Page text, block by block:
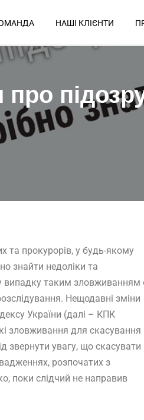
НАШІ КЛІЄНТИ
та прокурорів, у будь-якому
знайти недоліки та
випадку таким зловживанням
Нещодавні зміни
України (далі – КПК
зловживання для скасування
звернути увагу, що скасувати
розпочатих з
поки слідчий не направив